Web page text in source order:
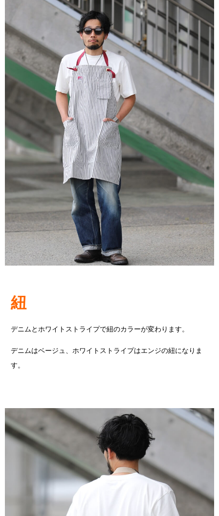
紐
デニムとホワイトストライプで紐のカラーが変わります。
デニムはベージュ、ホワイトストライプはエンジの紐になりま
す。